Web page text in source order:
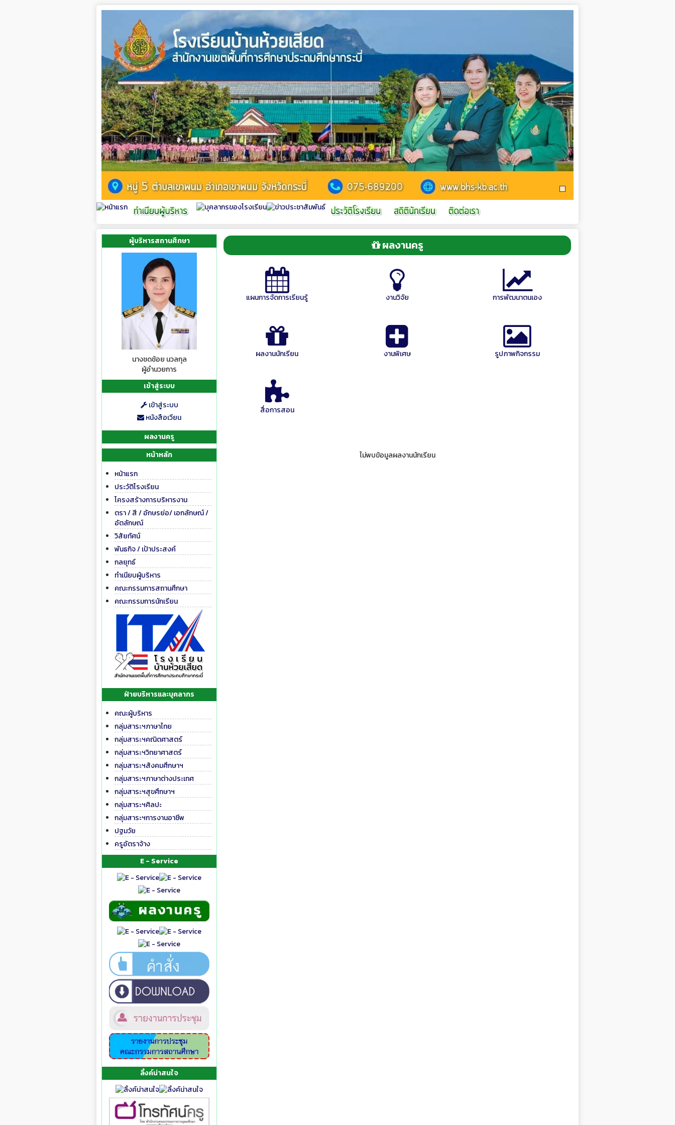
ผู้บริหารสถานศึกษา
นางชดช้อย นวลกุล
ผู้อำนวยการ
เข้าสู่ระบบ
เข้าสู่ระบบ
หนังสือเวียน
ผลงานครู
หน้าหลัก
หน้าแรก
ประวัติโรงเรียน
โครงสร้างการบริหารงาน
ตรา / สี / อักษรย่อ/ เอกลักษณ์ /
อัตลักษณ์
วิสัยทัศน์
พันธกิจ / เป้าประสงค์
กลยุทธ์
ทำเนียบผู้บริหาร
คณะกรรมการสถานศึกษา
คณะกรรมการนักเรียน
ฝ่ายบริหารและบุคลากร
คณะผู้บริหาร
กลุ่มสาระฯภาษาไทย
กลุ่มสาระฯคณิตศาสตร์
กลุ่มสาระฯวิทยาศาสตร์
กลุ่มสาระฯสังคมศึกษาฯ
กลุ่มสาระฯภาษาต่างประเทศ
กลุ่มสาระฯสุขศึกษาฯ
กลุ่มสาระฯศิลปะ
กลุ่มสาระฯการงานอาชีพ
ปฐมวัย
ครูอัตราจ้าง
E - Service
ลิ้งค์น่าสนใจ
ผลงานครู
แผนการจัดการเรียนรู้ งานวิจัย การพัฒนาตนเอง
ผลงานนักเรียน งานพิเศษ รูปภาพกิจกรรม
สื่อการสอน
ไม่พบข้อมูลผลงานนักเรียน